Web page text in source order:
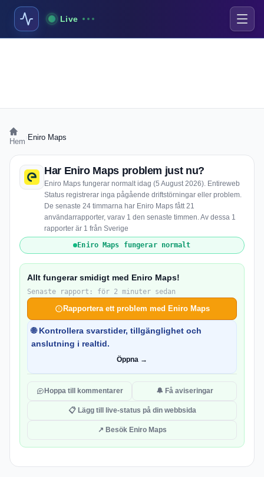
Live
Hem Eniro Maps
Har Eniro Maps problem just nu?
Eniro Maps fungerar normalt idag (5 August 2026). Entireweb
Status registrerar inga pågående driftstörningar eller problem.
De senaste 24 timmarna har Eniro Maps fått 21
användarrapporter, varav 1 den senaste timmen. Av dessa 1
rapporter är 1 från Sverige
Eniro Maps fungerar normalt
Allt fungerar smidigt med Eniro Maps!
Senaste rapport: för 2 minuter sedan
Rapportera ett problem med Eniro Maps
🌐 Kontrollera svarstider, tillgänglighet och
anslutning i realtid.
Öppna →
Hoppa till kommentarer 🔔 Få aviseringar
📋 Lägg till live-status på din webbsida
↗ Besök Eniro Maps